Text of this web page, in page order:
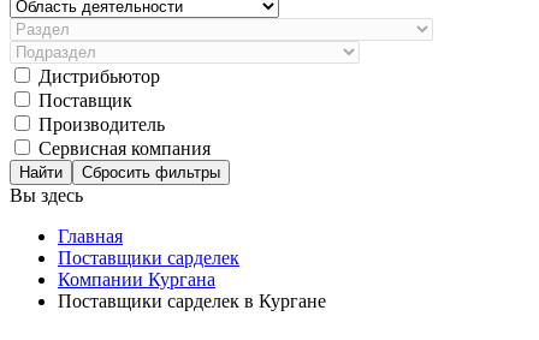
Дистрибьютор
Поставщик
Производитель
Сервисная компания
Сбросить фильтры
Вы здесь
Главная
Поставщики сарделек
Компании Кургана
Поставщики сарделек в Кургане